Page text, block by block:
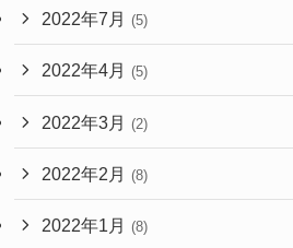
2022年7月 (5)
2022年4月 (5)
2022年3月 (2)
2022年2月 (8)
2022年1月 (8)